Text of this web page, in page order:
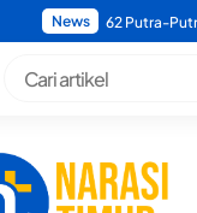
News Bupati